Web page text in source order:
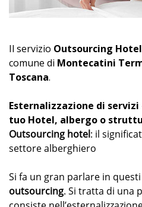
Il servizio Outsourcing Hotel
comune di Montecatini
Toscana.
Esternalizzazione di
tuo Hotel, albergo o
Outsourcing hotel: il
settore alberghiero
Si fa un gran parlare in
outsourcing. Si tratta di una